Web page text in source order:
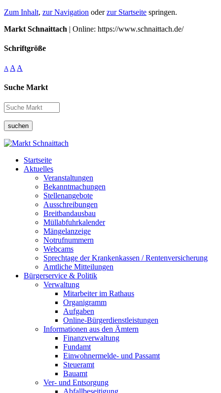
Zum Inhalt, zur Navigation oderzur Startseite springen.
Markt Schnaittach | Online: https://www.schnaittach.de/
Schriftgröße
A A A
Suche Markt
suchen
Startseite
Aktuelles
Veranstaltungen
Bekanntmachungen
Stellenangebote
Ausschreibungen
Breitbandausbau
Müllabfuhrkalender
Mängelanzeige
Notrufnummern
Webcams
Sprechtage der Krankenkassen / Rentenversicherung
Amtliche Mitteilungen
Bürgerservice & Politik
Verwaltung
Mitarbeiter im Rathaus
Organigramm
Aufgaben
Online-Bürgerdienstleistungen
Informationen aus den Ämtern
Finanzverwaltung
Fundamt
Einwohnermelde- und Passamt
Steueramt
Bauamt
Ver- und Entsorgung
Abfallbeseitigung